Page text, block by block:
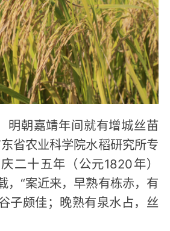
明朝嘉靖年间就有增城丝苗
省农业科学院水稻研究所专
二十五年（公元1820年）
，“案近来，早熟有栋赤，有
子颇佳；晚熟有泉水占，丝